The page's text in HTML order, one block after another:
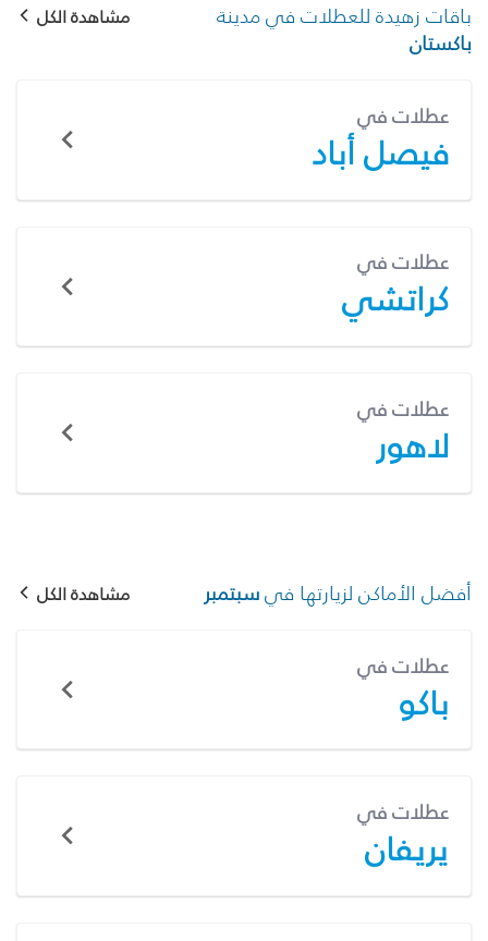
باقات زهيدة للعطلات في مدينة
باكستان
مشاهدة الكل
عطلات في
فيصل أباد
عطلات في
كراتشي
عطلات في
لاهور
أفضل الأماكن لزيارتها فيسبتمبر مشاهدة الكل
عطلات في
باكو
عطلات في
يريفان